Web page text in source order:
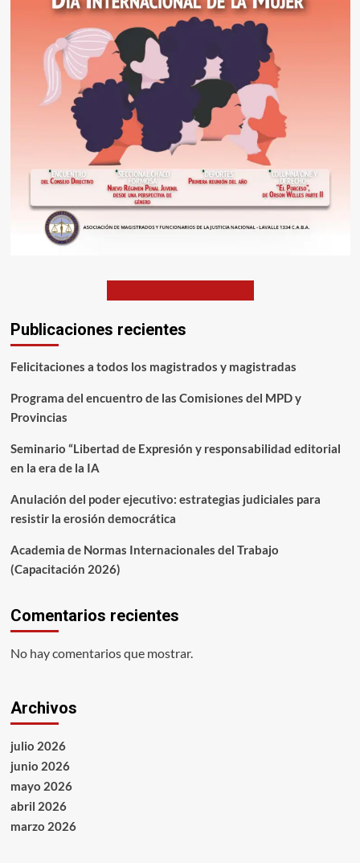
Publicaciones recientes
Felicitaciones a todos los magistrados y magistradas
Programa del encuentro de las Comisiones del MPD y
Provincias
Seminario “Libertad de Expresión y responsabilidad editorial
en la era de la IA
Anulación del poder ejecutivo: estrategias judiciales para
resistir la erosión democrática
Academia de Normas Internacionales del Trabajo
(Capacitación 2026)
Comentarios recientes
No hay comentarios que mostrar.
Archivos
julio 2026
junio 2026
mayo 2026
abril 2026
marzo 2026